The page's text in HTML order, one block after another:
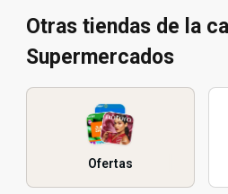
Otras tiendas de la
Supermercados
Ofertas